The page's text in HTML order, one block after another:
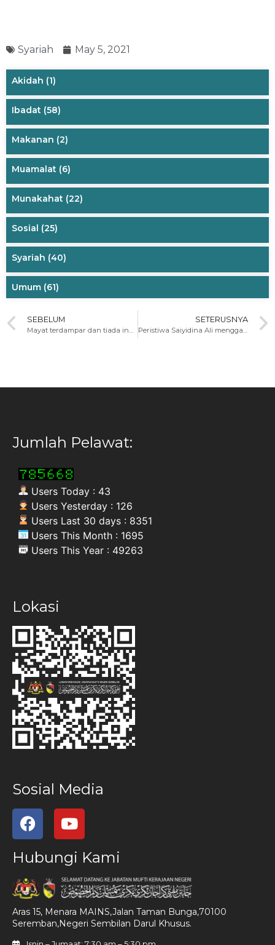
Syariah May 5, 2021
Akidah (1)
Ibadat (58)
Makanan (2)
Muamalat (6)
Munakahat (22)
Sosial (25)
Syariah (40)
Umum (61)
SEBELUM
Mayat terdampar dan tiada indentiti
SETERUSNYA
Peristiwa Saiyidina Ali menggantikan tempat tidur Rasulullah s.a.w
Jumlah Pelawat:
Users Today : 43
Users Yesterday : 126
Users Last 30 days : 8351
Users This Month : 1695
Users This Year : 49263
Lokasi
Sosial Media
Hubungi Kami
Aras 15, Menara MAINS,Jalan Taman Bunga,70100
Seremban,Negeri Sembilan Darul Khusus.